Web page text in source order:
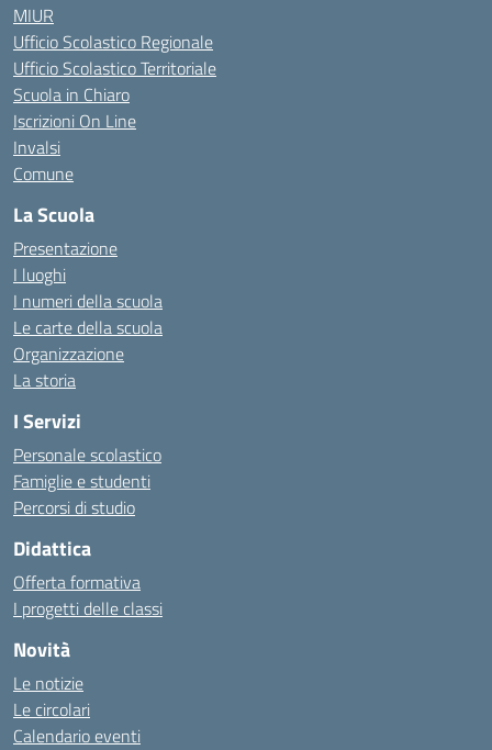
MIUR
Ufficio Scolastico Regionale
Ufficio Scolastico Territoriale
Scuola in Chiaro
Iscrizioni On Line
Invalsi
Comune
La Scuola
Presentazione
I luoghi
I numeri della scuola
Le carte della scuola
Organizzazione
La storia
I Servizi
Personale scolastico
Famiglie e studenti
Percorsi di studio
Didattica
Offerta formativa
I progetti delle classi
Novità
Le notizie
Le circolari
Calendario eventi